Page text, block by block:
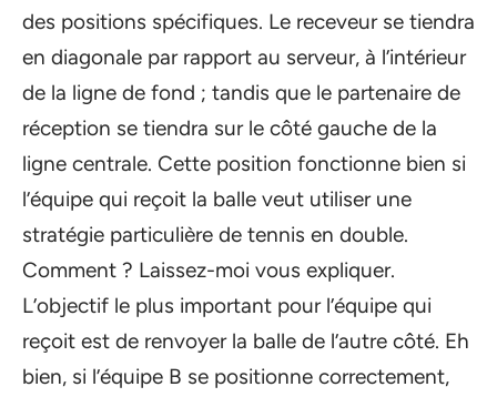
des positions spécifiques. Le receveur se tiendra
en diagonale par rapport au serveur, à l’intérieur
de la ligne de fond ; tandis que le partenaire de
réception se tiendra sur le côté gauche de la
ligne centrale. Cette position fonctionne bien si
l’équipe qui reçoit la balle veut utiliser une
stratégie particulière de tennis en double.
Comment ? Laissez-moi vous expliquer.
L’objectif le plus important pour l’équipe qui
reçoit est de renvoyer la balle de l’autre côté. Eh
bien, si l’équipe B se positionne correctement,